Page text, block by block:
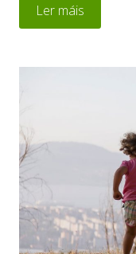
Ler máis